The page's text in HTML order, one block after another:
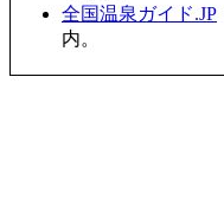
全国温泉ガイド.JP
内。